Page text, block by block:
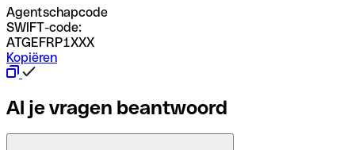
Agentschapcode
SWIFT-code:
ATGEFRP1XXX
Kopiëren
Al je vragen beantwoord